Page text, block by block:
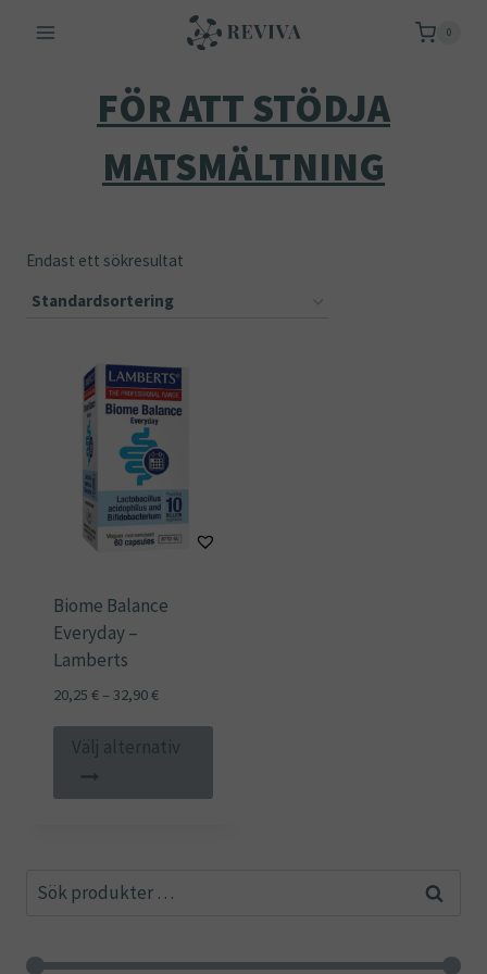
0
FÖR ATT STÖDJA
MATSMÄLTNING
Endast ett sökresultat
Biome Balance
Everyday –
Lamberts
20,25 €– 32,90€Prisintervall:
till
Välj alternativ
produkten
Sök
Sök